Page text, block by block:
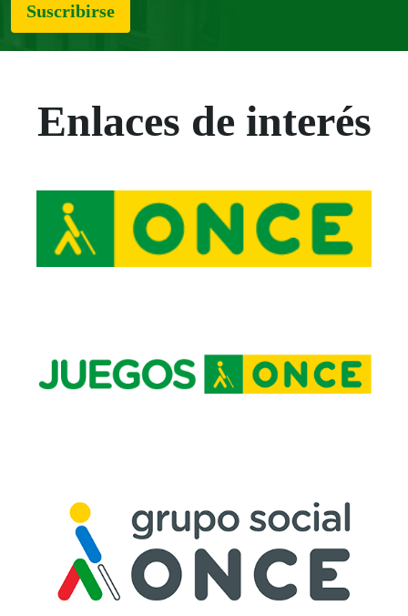
Suscribirse
Enlaces de interés